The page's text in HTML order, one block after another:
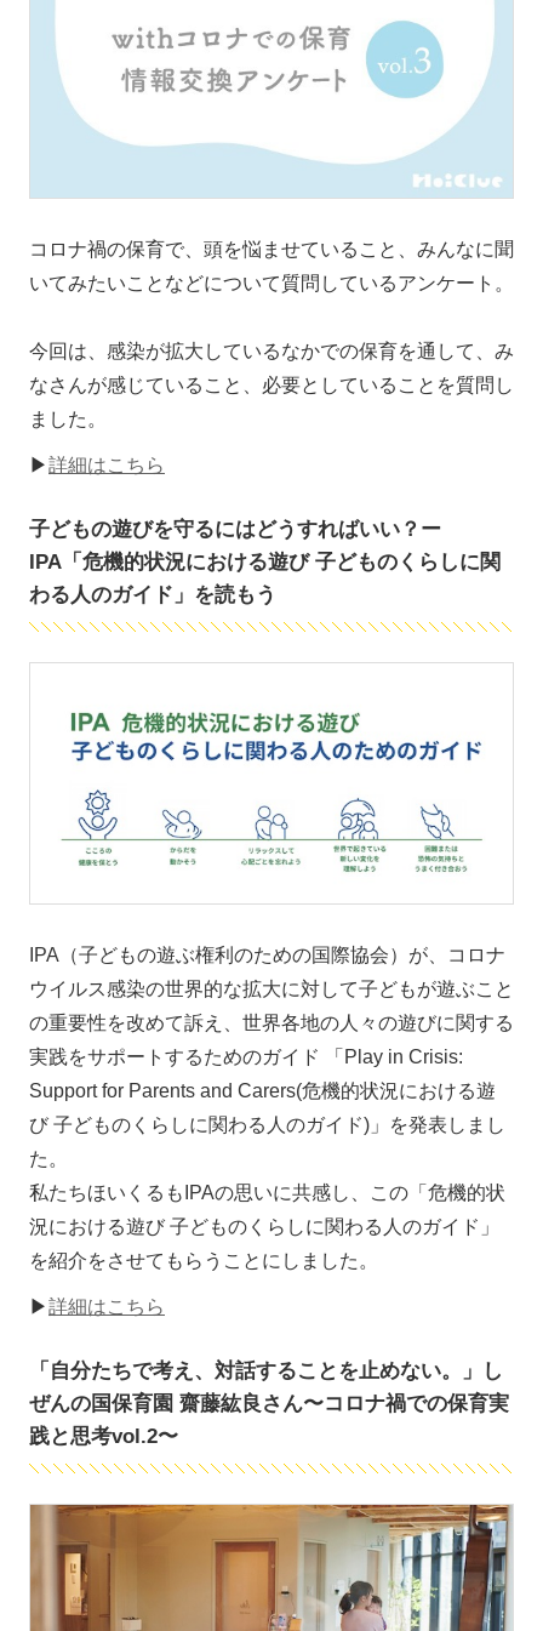
コロナ禍の保育で、頭を悩ませていること、みんなに聞
いてみたいことなどについて質問しているアンケート。
今回は、感染が拡大しているなかでの保育を通して、み
なさんが感じていること、必要としていることを質問し
ました。
▶詳細はこちら
子どもの遊びを守るにはどうすればいい？ー
IPA「危機的状況における遊び 子どものくらしに関
わる人のガイド」を読もう
IPA（子どもの遊ぶ権利のための国際協会）が、コロナ
ウイルス感染の世界的な拡大に対して子どもが遊ぶこと
の重要性を改めて訴え、世界各地の人々の遊びに関する
実践をサポートするためのガイド 「Play in Crisis:
Support for Parents and Carers(危機的状況における遊
び 子どものくらしに関わる人のガイド)」を発表しまし
た。
私たちほいくるもIPAの思いに共感し、この「危機的状
況における遊び 子どものくらしに関わる人のガイド」
を紹介をさせてもらうことにしました。
▶詳細はこちら
「自分たちで考え、対話することを止めない。」し
ぜんの国保育園 齋藤紘良さん〜コロナ禍での保育実
践と思考vol.2〜